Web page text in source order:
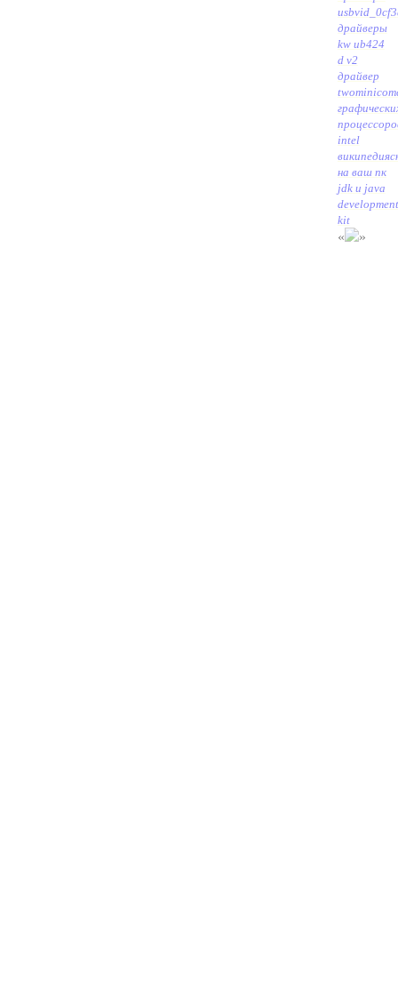
usbvid_0cf3
драйверы
kw ub424
d v2
драйвер
twominicom
intel
википедия
на ваш пк
jdk и java
development
kit